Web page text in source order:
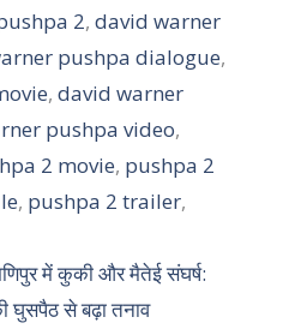
2, david warner
pushpa dialogue,
, david warner
pushpa video,
2 movie, pushpa 2
, pushpa 2 trailer,
में कुकी और मैतेई संघर्ष:
घुसपैठ से बढ़ा तनाव